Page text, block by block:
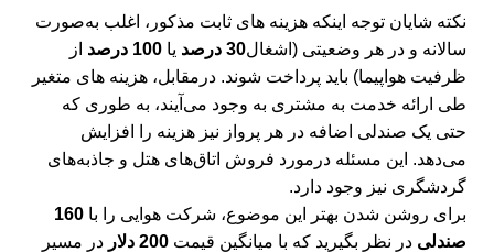
نکته شایان توجه اینکه هزینه ‎های ثابت مذکور، اغلب به‌‎صورت
سالانه و در هر وضعیتی (اشغال30 درصد یا 100 درصد
از
ظرفیت هواپیما) باید پرداخت شوند. درمقابل، هزینه‎ های متغیر
طی ارائه خدمت به مشتری به‎ وجود می‌آیند، به‌ طوری که
حتی یک صندلی اضافه در هر پرواز نیز هزینه را افزایش
می‌دهد. این مسئله درمورد فروش اتاق‌های هتل و جاذبه‌های
گردشگری نیز وجود دارد.
برای روشن‌ شدن بهتر این موضوع، شرکت هوایی را با 160
صندلی در نظر بگیرید که با میانگین قیمت 200 دلار
در مسیر